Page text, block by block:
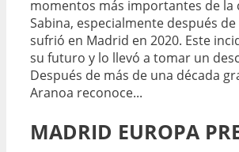
momentos más importantes de la
Sabina, especialmente después
sufrió en Madrid en 2020. Este
su futuro y lo llevó a tomar un
Después de más de una década
Aranoa reconoce...
MADRID EUROPA